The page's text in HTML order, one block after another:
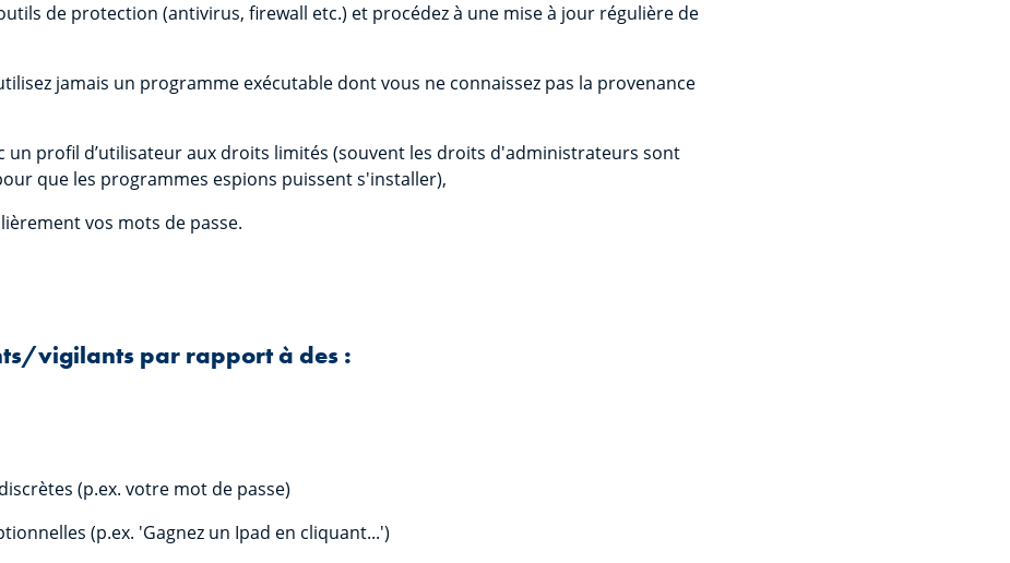
de protection (antivirus, firewall etc.) et procédez à une mise à jour régulière de
jamais un programme exécutable dont vous ne connaissez pas la provenance
un profil d’utilisateur aux droits limités (souvent les droits d'administrateurs sont
que les programmes espions puissent s'installer),
vos mots de passe.
vigilants par rapport à des :
(p.ex. votre mot de passe)
(p.ex. 'Gagnez un Ipad en cliquant...')